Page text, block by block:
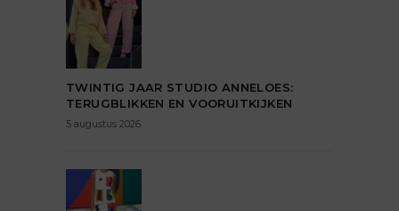
TWINTIG JAAR STUDIO ANNELOES:
TERUGBLIKKEN EN VOORUITKIJKEN
5 augustus 2026